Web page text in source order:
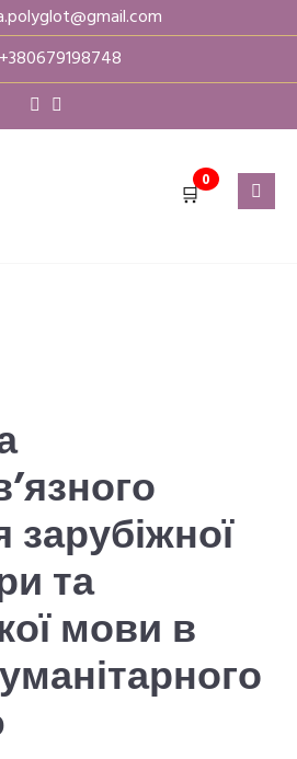
+380679198748
🛒0
та
мови в